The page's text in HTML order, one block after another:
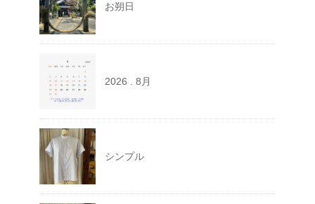
お朔日
2026 . 8月
シンプル